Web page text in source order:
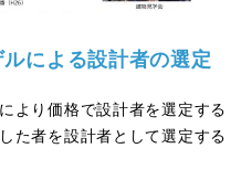
による設計者の選定
より価格で設計者を選定する
た者を設計者として選定する